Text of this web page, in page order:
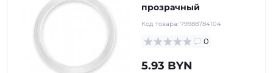
прозрачный
Код товара: 79988784104
0
5.93 BYN